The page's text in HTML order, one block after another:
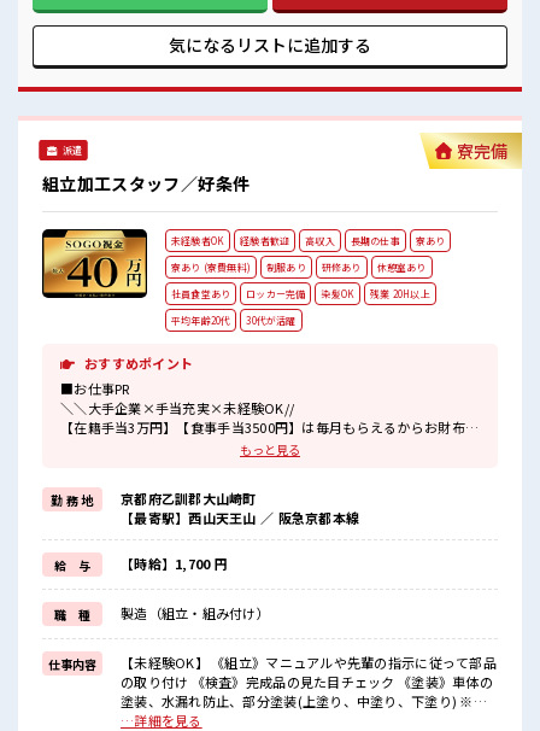
初日には安全講習がありますし、
独り立ちするまではしっかり教えてもらえます。
なので未経験から始めた方もたくさん活躍していますよ～！
「かんたんお仕事」 A3サイズ程度の電池の組立ですが、 かる
い部品を手で組付けるだけ！ 慣れるまではしっかり教えてく
れます！ こんないい仕事めったにない！ 応募はお早めに！ ■
っちりの職場でのお仕事！ 初日には安全講習がありますし、
独り立ちするまではしっかり教えてもらえます。 なので未経
験から始めた方もたくさん活躍していますよ～！
気になるリストに追加する
派遣
組立加工スタッフ／好条件
寮完備
未経験者OK 経験者歓迎 高収入 長期の仕事
寮あり
寮あり (寮費無料)
制服あり 研修あり
休憩室あり
社員食堂あり
ロッカー完備 染髪OK
残業 20H以上
平均年齢20代
30代が活躍
おすすめポイント
■お仕事PR
＼＼大手企業×手当充実×未経験OK//
【在籍手当3万円】【食事手当3500円】は毎月もらえるからお財布が
＼遠方の方も安心◎寮完備/
◎寮費は「タダ」のワンルーム寮
◎家電付き1R寮
◎駐車場完備/マイカー持ち込みOK
ほかにも...
・赴任時は現地までの移動交通費支給
・寮から自転車やバイク通勤OKの寮もあり※空き状況による
・長岡京駅/京阪淀駅/阪急西山天王山駅から無料送迎バスもあり
さらに大阪で「ハリウッド映画の世界」を体験できるテーマパーク
までは電車で1時間30分ほど♪
大型連休があるので休みの日がワクワクする事間違いなし！
■最短即日入社決定！
もっと見る
勤 務 地
京都府乙訓郡大山崎町
【最寄駅】西山天王山 ／ 阪急京都本線
給 与 【時給】1,700 円
職 種 製造（組立・組み付け）
仕事内容
【未経験OK】 《組立》マニュアルや先輩の指示に従って部品
の取り付け 《検査》完成品の見た目チェック 《塗装》車体の
塗装、水漏れ防止、部分塗装(上塗り、中塗り、下塗り) ※適
正を見て、配属先が決定します ※寮アリのお仕事！一人暮ら
…詳細を見る